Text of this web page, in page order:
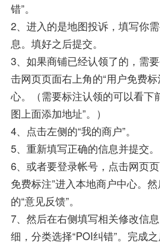
错”。
2、进入的是地图投诉，填写你
息。填好之后提交。
3、如果商铺已经认领了的，需
击网页页面右上角的“用户免费
心。（需要标注认领的可以看下
图上面添加地址”。）
4、点击左侧的“我的商户”。
5、重新填写正确的信息并提交。
6、或者要登录帐号，点击网页
免费标注”进入本地商户中心。
的“意见反馈”。
7、然后在右侧填写相关修改信
细，分类选择“POI纠错”。完成之